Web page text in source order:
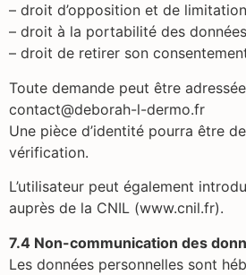
– droit d’opposition et de
– droit à la portabilité des
– droit de retirer son
Toute demande peut être
contact@deborah-l-dermo.fr
Une pièce d’identité pourra être
vérification.
L’utilisateur peut également
auprès de la CNIL (www.cnil.fr).
7.4 Non-communication des
Les données personnelles sont